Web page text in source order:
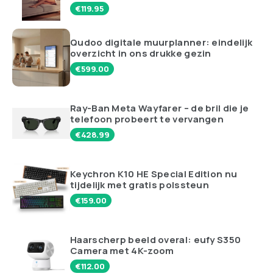
€119.95
Qudoo digitale muurplanner: eindelijk
overzicht in ons drukke gezin
€599.00
Ray-Ban Meta Wayfarer – de bril die je
telefoon probeert te vervangen
€428.99
Keychron K10 HE Special Edition nu
tijdelijk met gratis polssteun
€159.00
Haarscherp beeld overal: eufy S350
Camera met 4K-zoom
€112.00